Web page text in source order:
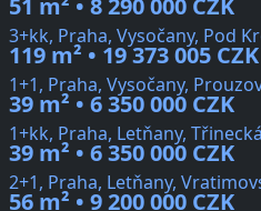
51 m² • 8 290 000 CZK
3+kk, Praha, Vysočany, Pod
119 m² • 19 373 005 CZK
1+1, Praha, Vysočany,
39 m² • 6 350 000 CZK
1+kk, Praha, Letňany, Třinecká
39 m² • 6 350 000 CZK
2+1, Praha, Letňany,
56 m² • 9 200 000 CZK